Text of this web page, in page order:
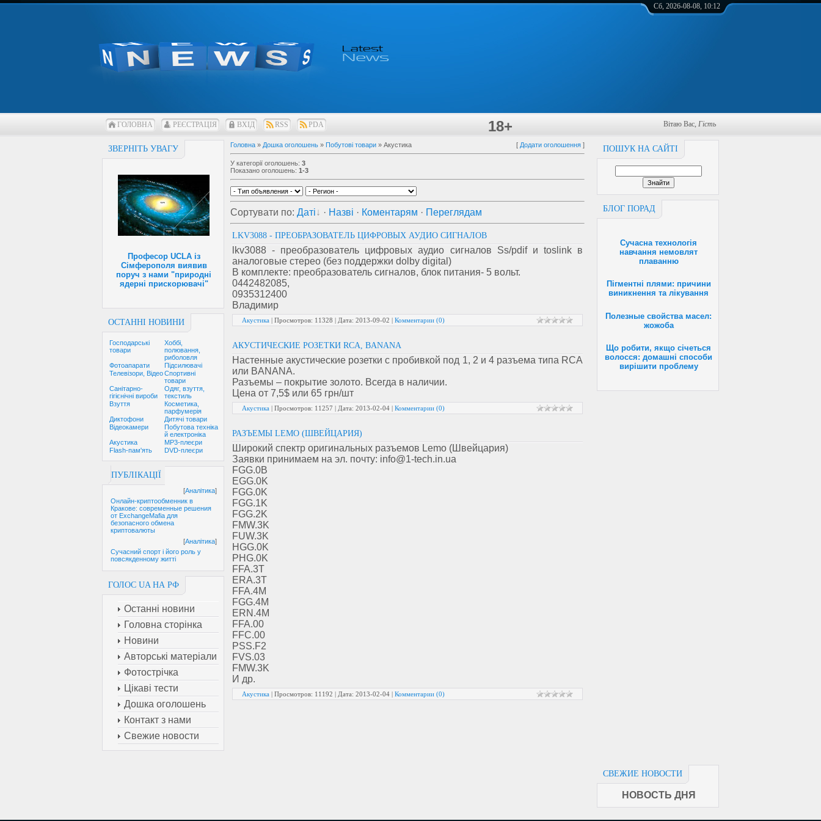
Сб, 2026-08-08, 10:12
ГОЛОВНА РЕЄСТРАЦІЯ ВХІД RSS PDA 18+ Вітаю Вас, Гість
ЗВЕРНІТЬ УВАГУ
Професор UCLA із
Сімферополя виявив
поруч з нами "природні
ядерні прискорювачі"
ОСТАННІ НОВИНИ
Господарські
товари
Хоббі,
полювання,
риболовля
Фотоапарати
Підсилювачі
Телевізори, ВідеоСпортивні
товари
Санітарно-
гігієнічні вироби
Одяг, взуття,
текстиль
Взуття
Косметика,
парфумерія
Диктофони
Дитячі товари
Відеокамери
Побутова техніка
й електроніка
Акустика
MP3-плеєри
Flash-пам'ять
DVD-плеєри
ПУБЛІКАЦІЇ
[Аналітика]
Онлайн-криптообменник в
Кракове: современные решения
от ExchangeMafia для
безопасного обмена
криптовалюты
[Аналітика]
Сучасний спорт і його роль у
повсякденному житті
ГОЛОС UA НА РФ
Останні новини
Головна сторінка
Новини
Авторські матеріали
Фотострічка
Цікаві тести
Дошка оголошень
Контакт з нами
Свежие новости
ПОШУК НА САЙТІ
БЛОГ ПОРАД
Сучасна технологія
навчання немовлят
плаванню
Пігментні плями: причини
виникнення та лікування
Полезные свойства масел:
жожоба
Що робити, якщо січеться
волосся: домашні способи
вирішити проблему
СВЕЖИЕ НОВОСТИ
НОВОСТЬ ДНЯ
Головна » Дошка оголошень » Побутові товари » Акустика [ Додати оголошення ]
У категорії оголошень: 3
Показано оголошень: 1-3
Сортувати по: Даті · Назві · Коментарям · Переглядам
LKV3088 - ПРЕОБРАЗОВАТЕЛЬ ЦИФРОВЫХ АУДИО СИГНАЛОВ
lkv3088 - преобразователь цифровых аудио сигналов Ss/pdif и toslink в
аналоговые стерео (без поддержки dolby digital)
В комплекте: преобразователь сигналов, блок питания- 5 вольт.
0442482085,
0935312400
Владимир
Акустика | Просмотров: 11328 | Дата: 2013-09-02 | Комментарии (0)
АКУСТИЧЕСКИЕ РОЗЕТКИ RCA, BANANA
Настенные акустические розетки с пробивкой под 1, 2 и 4 разъема типа RCA
или BANANA.
Разъемы – покрытие золото. Всегда в наличии.
Цена от 7,5$ или 65 грн/шт
Акустика | Просмотров: 11257 | Дата: 2013-02-04 | Комментарии (0)
РАЗЪЕМЫ LEMO (ШВЕЙЦАРИЯ)
Широкий спектр оригинальных разъемов Lemo (Швейцария)
Заявки принимаем на эл. почту: info@1-tech.in.ua
FGG.0B
EGG.0K
FGG.0K
FGG.1K
FGG.2K
FMW.3K
FUW.3K
HGG.0K
PHG.0K
FFA.3T
ERA.3T
FFA.4M
FGG.4M
ERN.4M
FFA.00
FFC.00
PSS.F2
FVS.03
FMW.3K
И др.
Акустика | Просмотров: 11192 | Дата: 2013-02-04 | Комментарии (0)